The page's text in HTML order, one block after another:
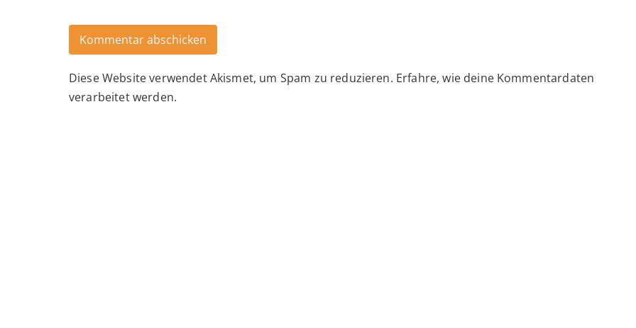
Alternative:
Diese Website verwendet Akismet, um Spam zu reduzieren. Erfahre, wie deine Kommentardaten
verarbeitet werden.